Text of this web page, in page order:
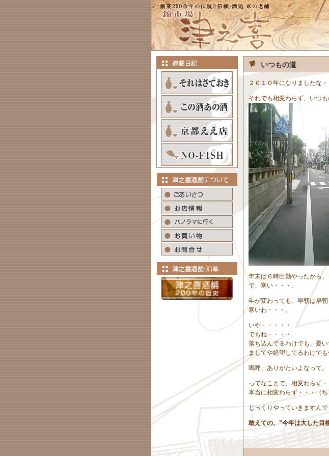
いつもの道
２０１０年になりましたな・
それでも相変わらず、いつ
年末は６時出勤やったから、
で、寒い・・・。
年が変わっても、早朝は早朝
寒いわ・・・。
いや・・・・・
でもね・・・・
落ち込んでるわけでも、憂
ましてや絶望してるわけでも
嗚呼、ありがたいよなって。
ってなことで、相変わらず
本当に相変わらず・・・（
じっくりやっていきますんで
敢えての、”今年は大した目